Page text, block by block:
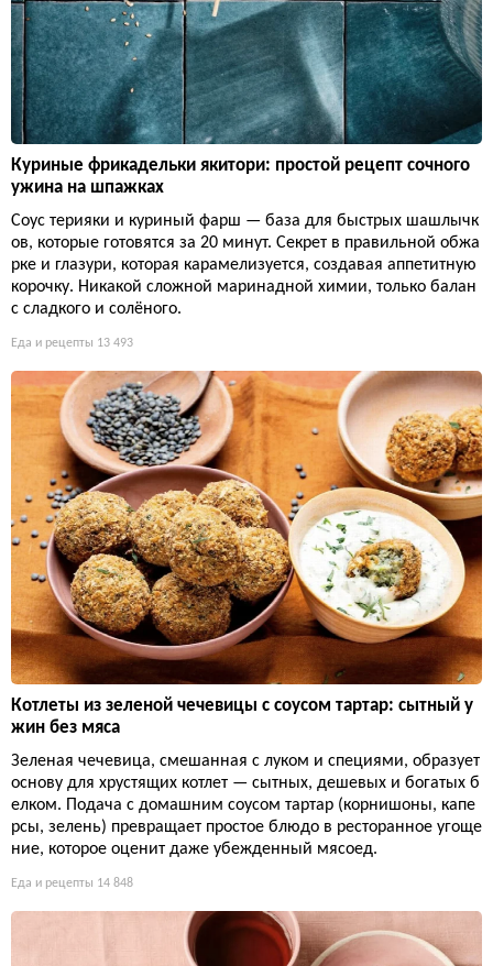
Куриные фрикадельки якитори: простой рецепт сочного
ужина на шпажках
Соус терияки и куриный фарш — база для быстрых шашлычк
ов, которые готовятся за 20 минут. Секрет в правильной обжа
рке и глазури, которая карамелизуется, создавая аппетитную
корочку. Никакой сложной маринадной химии, только балан
с сладкого и солёного.
Еда и рецепты 13 493
Котлеты из зеленой чечевицы с соусом тартар: сытный у
жин без мяса
Зеленая чечевица, смешанная с луком и специями, образует
основу для хрустящих котлет — сытных, дешевых и богатых б
елком. Подача с домашним соусом тартар (корнишоны, капе
рсы, зелень) превращает простое блюдо в ресторанное угоще
ние, которое оценит даже убежденный мясоед.
Еда и рецепты 14 848